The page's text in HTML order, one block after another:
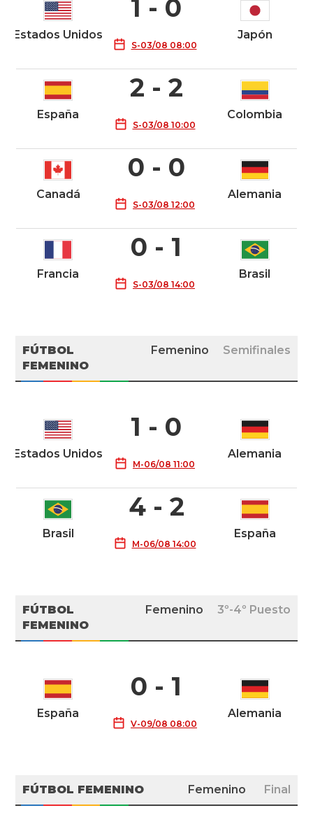
Estados Unidos
1 - 0
Japón
S-03/08 08:00
España
2 - 2
Colombia
S-03/08 10:00
Canadá
0 - 0
Alemania
S-03/08 12:00
Francia
0 - 1
Brasil
S-03/08 14:00
FÚTBOL
FEMENINO
Femenino Semifinales
Estados Unidos
1 - 0
Alemania
M-06/08 11:00
Brasil
4 - 2
España
M-06/08 14:00
FÚTBOL
FEMENINO
Femenino 3º-4º Puesto
España
0 - 1
Alemania
V-09/08 08:00
FÚTBOL FEMENINO Femenino Final